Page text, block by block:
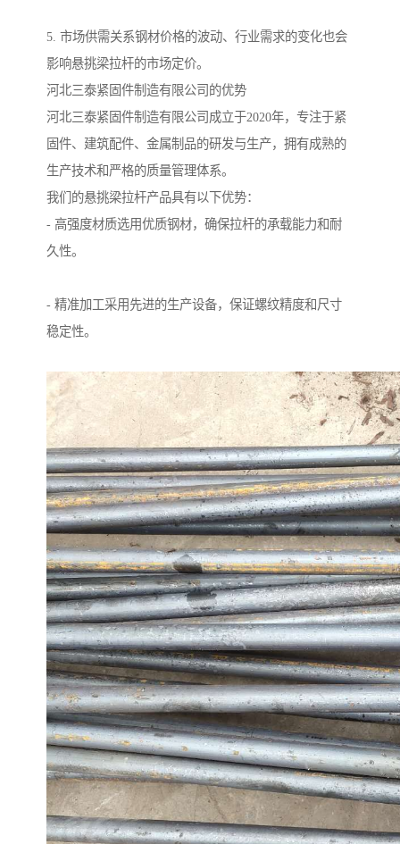
5. 市场供需关系钢材价格的波动、行业需求的变化也会
影响悬挑梁拉杆的市场定价。
河北三泰紧固件制造有限公司的优势
河北三泰紧固件制造有限公司成立于2020年，专注于紧
固件、建筑配件、金属制品的研发与生产，拥有成熟的
生产技术和严格的质量管理体系。
我们的悬挑梁拉杆产品具有以下优势：
- 高强度材质选用优质钢材，确保拉杆的承载能力和耐
久性。
- 精准加工采用先进的生产设备，保证螺纹精度和尺寸
稳定性。